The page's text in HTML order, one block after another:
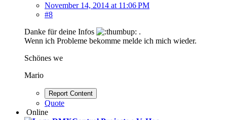
November 14, 2014 at 11:06 PM
#8
Danke für deine Infos
.
Wenn ich Probleme bekomme melde ich mich wieder.
Schönes we
Mario
Report Content
Quote
Online